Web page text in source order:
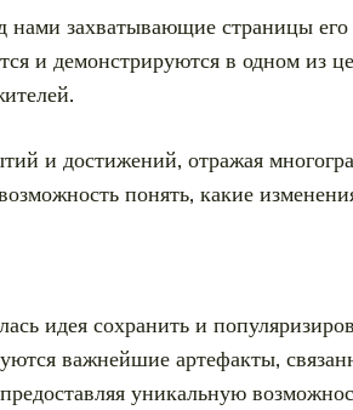
нами захватывающие страницы
и демонстрируются в одном из
и достижений, отражая
понять, какие
идея сохранить и
важнейшие артефакты,
уникальную